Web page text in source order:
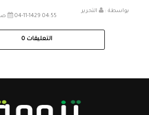
بواسطة :
التحرير
04-11-1429 04:55 صباحاً
التعليقات 0